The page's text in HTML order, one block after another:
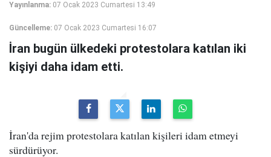
Yayınlanma: 07 Ocak 2023 Cumartesi 13:49
Güncelleme: 07 Ocak 2023 Cumartesi 16:07
İran bugün ülkedeki protestolara katılan iki
kişiyi daha idam etti.
İran'da rejim protestolara katılan kişileri idam etmeyi
sürdürüyor.